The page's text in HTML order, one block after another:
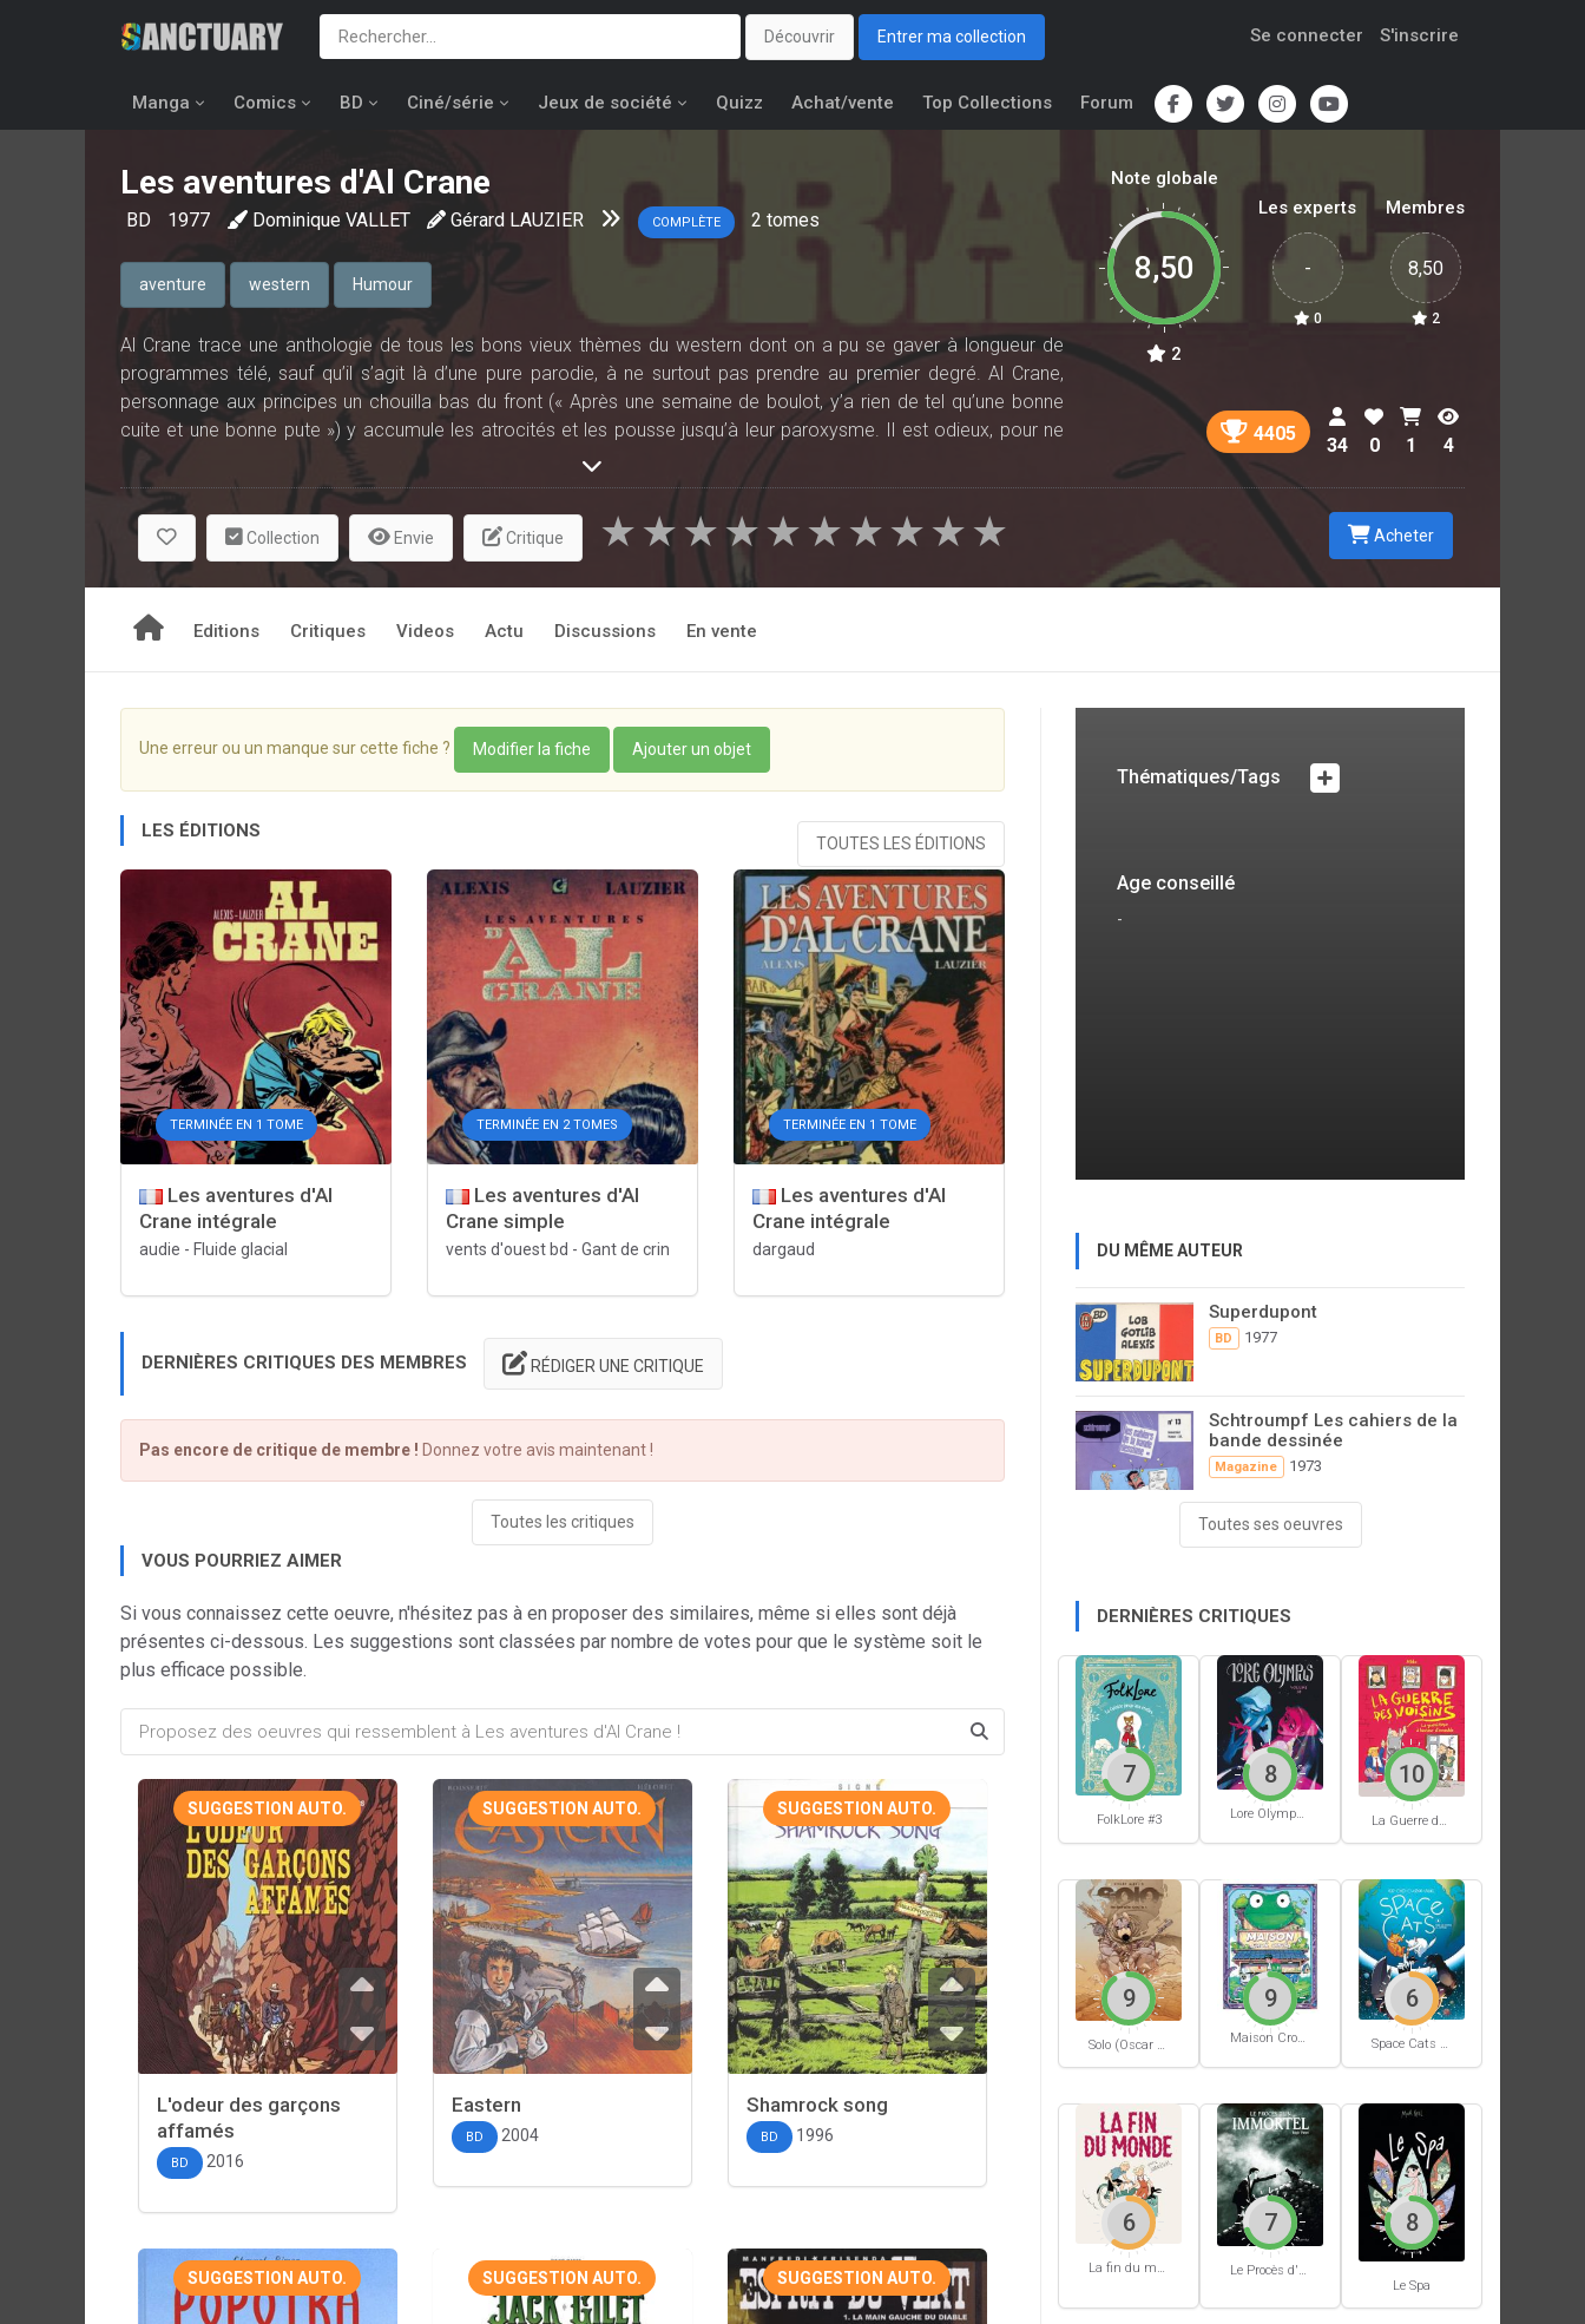
Découvrir Entrer ma collection Se connecter S'inscrire
Manga Comics BD Ciné/série Jeux de société Quizz Achat/vente Top Collections Forum
Les aventures d'Al Crane
BD 1977 Dominique VALLET Gérard LAUZIER COMPLÈTE 2 tomes
aventure western Humour
Al Crane trace une anthologie de tous les bons vieux thèmes du western dont on a pu se gaver à longueur de
programmes télé, sauf qu’il s’agit là d’une pure parodie, à ne surtout pas prendre au premier degré. Al Crane,
personnage aux principes un chouilla bas du front (« Après une semaine de boulot, y’a rien de tel qu’une bonne
cuite et une bonne pute ») y accumule les atrocités et les pousse jusqu’à leur paroxysme. Il est odieux, pour ne
pas dire affreux, et inversement : raciste, misogyne, xénophobe, toute la panoplie !… Et donc à se tordre de rire.
Note globale
8,50
2
Les experts
-
0
Membres
8,50
2
4405
34 0 1 4
Collection Envie Critique ★
★
★
★
★
★
★
★
★
★ Acheter
Editions Critiques Videos Actu Discussions En vente
Une erreur ou un manque sur cette fiche ? Modifier la fiche Ajouter un objet
LES ÉDITIONS
TOUTES LES ÉDITIONS
TERMINÉE EN 1 TOME
Les aventures d'Al
Crane intégrale
audie - Fluide glacial
TERMINÉE EN 2 TOMES
Les aventures d'Al
Crane simple
vents d'ouest bd - Gant de crin
TERMINÉE EN 1 TOME
Les aventures d'Al
Crane intégrale
dargaud
DERNIÈRES CRITIQUES DES MEMBRES RÉDIGER UNE CRITIQUE
Pas encore de critique de membre ! Donnez votre avis maintenant !
Toutes les critiques
VOUS POURRIEZ AIMER
Si vous connaissez cette oeuvre, n'hésitez pas à en proposer des similaires, même si elles sont déjà
présentes ci-dessous. Les suggestions sont classées par nombre de votes pour que le système soit le
plus efficace possible.
SUGGESTION AUTO.
L'odeur des garçons
affamés
BD 2016
SUGGESTION AUTO.
Eastern
BD 2004
SUGGESTION AUTO.
Shamrock song
BD 1996
SUGGESTION AUTO. SUGGESTION AUTO. SUGGESTION AUTO.
Thématiques/Tags
Age conseillé
-
DU MÊME AUTEUR
Superdupont
BD 1977
Schtroumpf Les cahiers de la
bande dessinée
Magazine 1973
Toutes ses oeuvres
DERNIÈRES CRITIQUES
FolkLore #3
7
Lore Olympus #10
8
La Guerre des voisins
10
Solo (Oscar Martin) #1
9
Maison Croâ Croâ
9
Space Cats #1
6
La fin du monde (Stanislas)
6 7
Le Spa
8